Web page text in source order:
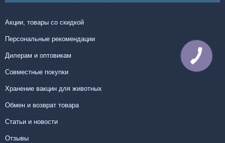
Акции, товары со скидкой
Персональные рекомендации
Дилерам и оптовикам
Совместные покупки
Хранение вакцин для животных
Обмен и возврат товара
Статьи и новости
Отзывы
КНОПКА
СВЯЗИ